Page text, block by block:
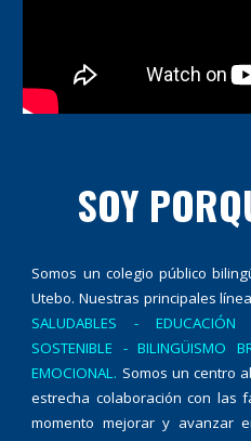
SOY
Somos un colegio público
Utebo. Nuestras principales
SALUDABLES -
SOSTENIBLE - BILINGÜISMO
EMOCIONAL. Somos un centro
estrecha colaboración con las
momento mejorar y avanzar